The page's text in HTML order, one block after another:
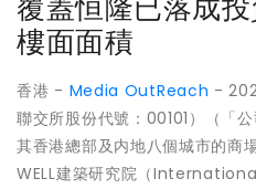
樓面面積
香港 - Media OutReach -
聯交所股份代號：00101）（「
其香港總部及内地八個城市的商
WELL建築研究院（